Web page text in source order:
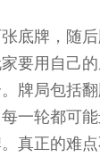
底牌，随
要用自己
牌局包括
一轮都可
真正的难